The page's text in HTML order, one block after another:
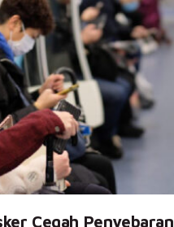
Cegah Penyebaran